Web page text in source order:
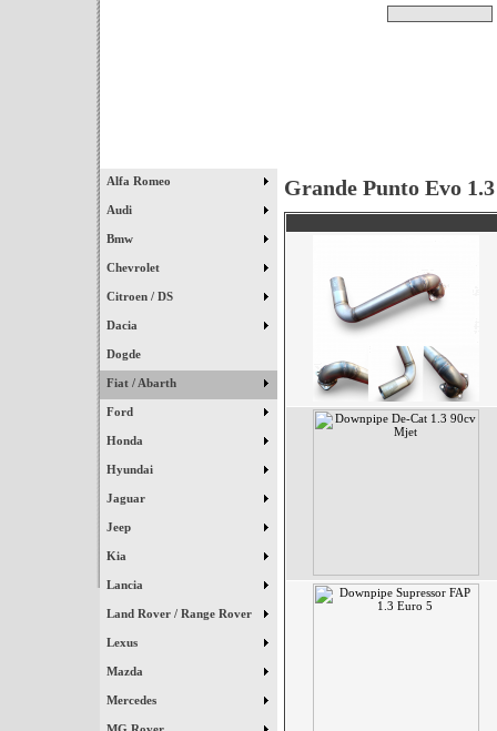
Alfa Romeo
Audi
Bmw
Chevrolet
Citroen / DS
Dacia
Dogde
Fiat / Abarth
Ford
Honda
Hyundai
Jaguar
Jeep
Kia
Lancia
Land Rover / Range Rover
Lexus
Mazda
Mercedes
Grande Punto Evo